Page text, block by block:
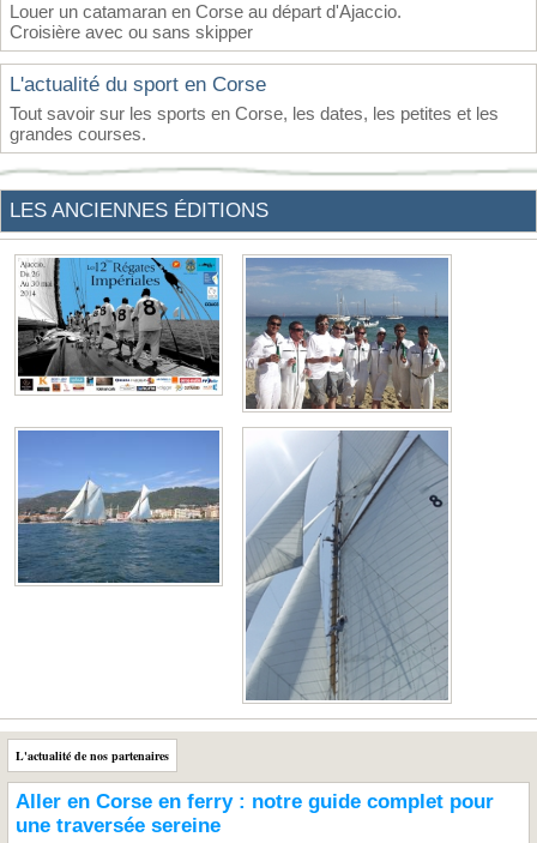
Louer un catamaran en Corse au départ d'Ajaccio.
Croisière avec ou sans skipper
L'actualité du sport en Corse
Tout savoir sur les sports en Corse, les dates, les petites et les
grandes courses.
LES ANCIENNES ÉDITIONS
L'actualité de nos partenaires
Aller en Corse en ferry : notre guide complet pour
une traversée sereine